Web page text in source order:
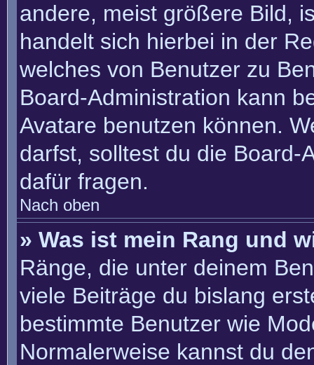
andere, meist größere Bild,
handelt sich hierbei in der
welches von Benutzer zu
Board-Administration kann
Avatare benutzen können.
darfst, solltest du die Board-
dafür fragen.
Nach oben
» Was ist mein Rang und
Ränge, die unter deinem
viele Beiträge du bislang
bestimmte Benutzer wie
Normalerweise kannst du